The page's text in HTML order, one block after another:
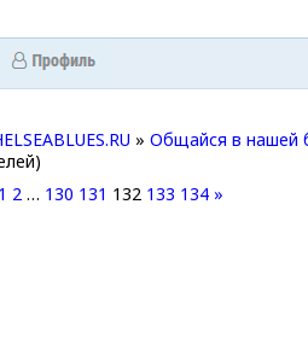
» Общайся в нашей
1 2 … 130 131 132 133 134 »